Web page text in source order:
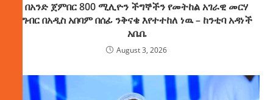
በአንድ ጀምበር 800 ሚሊዮን ችግኞችን የመትከል አገራዊ መርሃ
ግብር በአዲስ አበባም በሰፊ ንቅናቄ እየተተከለ ነዉ – ከንቲባ አዳነች
አቤቤ
August 3, 2026